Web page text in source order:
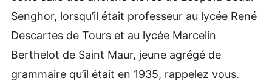
Senghor, lorsqu’il était professeur au lycée René
Descartes de Tours et au lycée Marcelin
Berthelot de Saint Maur, jeune agrégé de
grammaire qu’il était en 1935, rappelez vous.